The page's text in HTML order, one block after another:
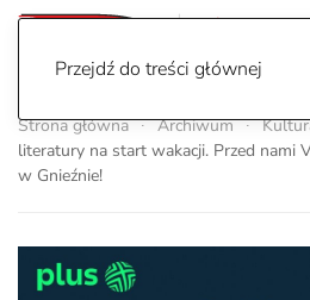
Przejdź do treści głównej
Strona główna Archiwum
literatury na start wakacji. Przed nami
w Gnieźnie!